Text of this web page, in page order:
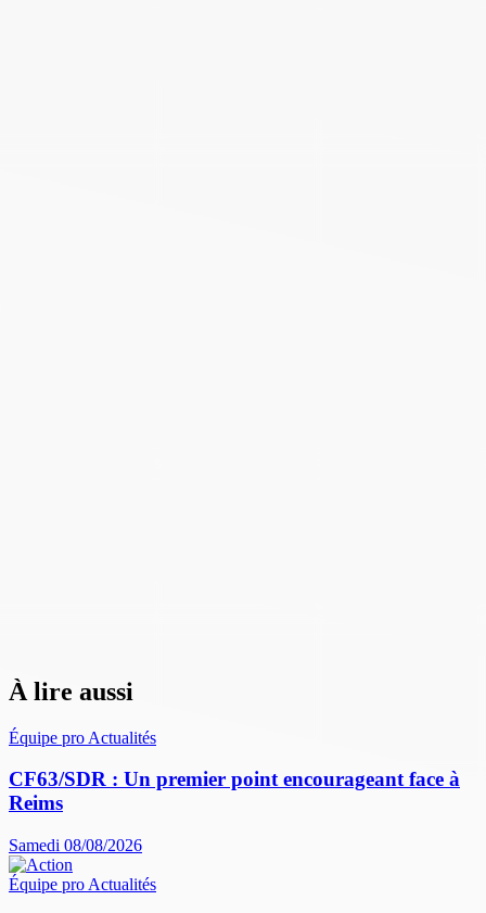
À lire aussi
Équipe pro Actualités
CF63/SDR : Un premier point encourageant face à
Reims
Samedi 08/08/2026
Équipe pro Actualités